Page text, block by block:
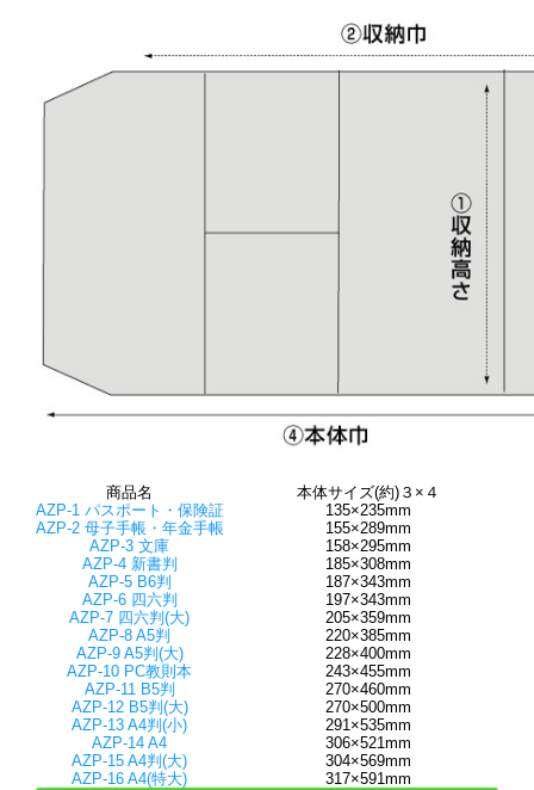
商品名
本体サイズ(約)３×４
AZP-1 パスポート・保険証
135×235mm
AZP-2 母子手帳・年金手帳
155×289mm
AZP-3 文庫
158×295mm
AZP-4 新書判
185×308mm
AZP-5 B6判
187×343mm
AZP-6 四六判
197×343mm
AZP-7 四六判(大)
205×359mm
AZP-8 A5判
220×385mm
AZP-9 A5判(大)
228×400mm
AZP-10 PC教則本
243×455mm
AZP-11 B5判
270×460mm
AZP-12 B5判(大)
270×500mm
AZP-13 A4判(小)
291×535mm
AZP-14 A4
306×521mm
AZP-15 A4判(大)
304×569mm
AZP-16 A4(特大)
317×591mm